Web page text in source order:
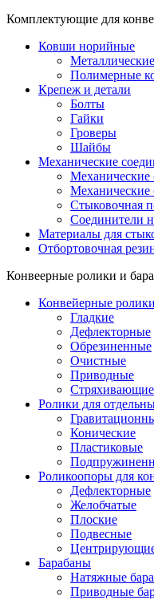
Комплектующие для
Ковши норийные
Полимерные
Крепеж и детали
Болты
Гайки
Гроверы
Шайбы
Механические
Механические
Механические
Стыковочная
Соединители
Материалы для
Отбортовочная
Конвеерные ролики и
Конвейерные ролики
Гладкие
Дефлекторные
Обрезиненные
Очистные
Приводные
Стряхивающие
Ролики для
Конические
Пластиковые
Роликоопоры для
Дефлекторные
Желобчатые
Плоские
Подвесные
Барабаны
Натяжные
Приводные